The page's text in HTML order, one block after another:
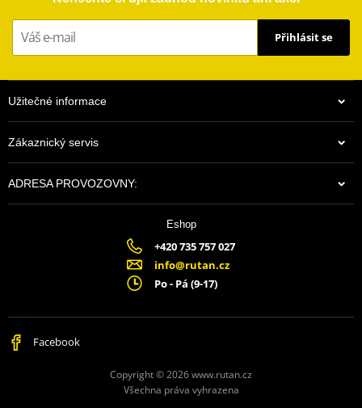
Přihlásit se
Užitečné informace
Zákaznický servis
ADRESA PROVOZOVNY:
Eshop
+420 735 757 027
info@rutan.cz
Po - Pá (9-17)
Facebook
Copyright © 2026 www.rutan.cz
Všechna práva vyhrazena